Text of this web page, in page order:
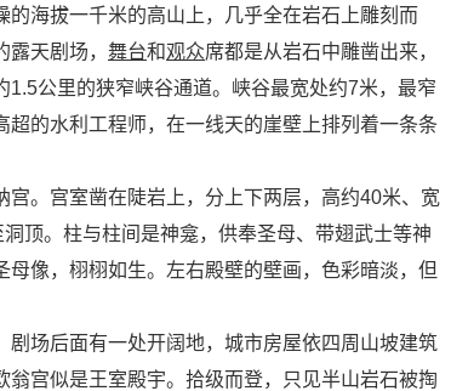
海拔一千米的高山上，几乎全在岩石上雕刻而
天剧场， 舞台和观众席都是从岩石中雕凿出来，
公里的狭窄峡谷通道。峡谷最宽处约7米，最窄
的水利工程师，在一线天的崖壁上排列着一条条
。宫室凿在陡岩上，分上下两层，高约40米、宽
顶。柱与柱间是神龛，供奉圣母、带翅武士等神
像，栩栩如生。左右殿壁的壁画，色彩暗淡，但
场后面有一处开阔地，城市房屋依四周山坡建筑
宫似是王室殿宇。拾级而登，只见半山岩石被掏